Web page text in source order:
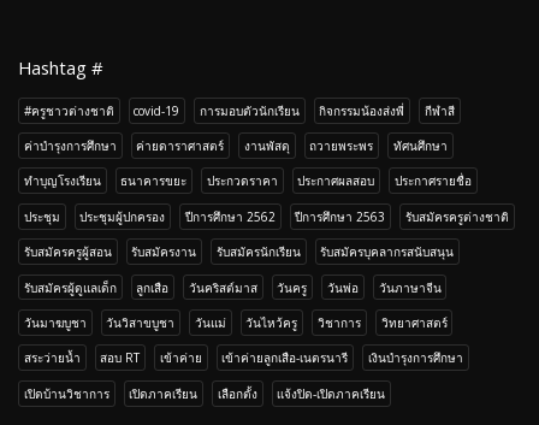
Hashtag #
#ครูชาวต่างชาติ covid-19 การมอบตัวนักเรียน กิจกรรมน้องส่งพี่ กีฬาสี
ค่าบำรุงการศึกษา ค่ายดาราศาสตร์ งานพัสดุ ถวายพระพร ทัศนศึกษา
ทำบุญโรงเรียน ธนาคารขยะ ประกวดราคา ประกาศผลสอบ ประกาศรายชื่อ
ประชุม ประชุมผู้ปกครอง ปีการศึกษา 2562 ปีการศึกษา 2563 รับสมัครครูต่างชาติ
รับสมัครครูผู้สอน รับสมัครงาน รับสมัครนักเรียน รับสมัครบุคลากรสนับสนุน
รับสมัครผู้ดูแลเด็ก ลูกเสือ วันคริสต์มาส วันครู วันพ่อ วันภาษาจีน
วันมาฆบูชา วันวิสาขบูชา วันแม่ วันไหว้ครู วิชาการ วิทยาศาสตร์
สระว่ายน้ำ สอบ RT เข้าค่าย เข้าค่ายลูกเสือ-เนตรนารี เงินบำรุงการศึกษา
เปิดบ้านวิชาการ เปิดภาคเรียน เลือกตั้ง เเจ้งปิด-เปิดภาคเรียน